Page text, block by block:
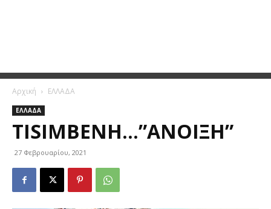
Αρχική ΕΛΛΑΔΑ
ΕΛΛΑΔΑ
TISIMΒΈΝΗ…”ΆΝΟΙΞΗ”
27 Φεβρουαρίου, 2021